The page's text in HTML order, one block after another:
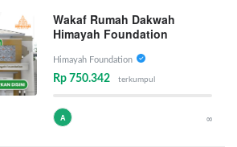
Wakaf Rumah Dakwah
Himayah Foundation
Himayah Foundation
Rp 750.342 terkumpul
A ∞